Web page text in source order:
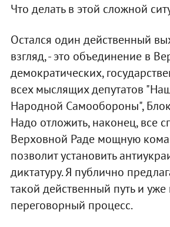
Что делать в этой сложной
Остался один действенный
взгляд, - это объединение в
демократических,
всех мыслящих депутатов
Народной Самообороны",
Надо отложить, наконец, все
Верховной Раде мощную
позволит установить
диктатуру. Я публично
такой действенный путь и уже
переговорный процесс.